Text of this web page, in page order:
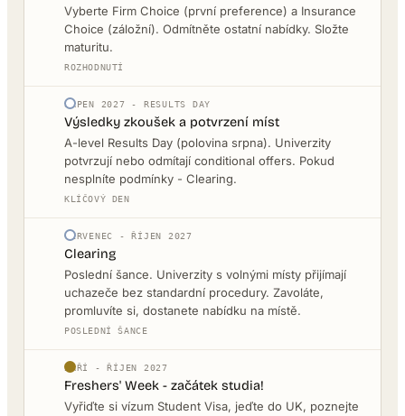
Vyberte Firm Choice (první preference) a Insurance
Choice (záložní). Odmítněte ostatní nabídky. Složte
maturitu.
ROZHODNUTÍ
SRPEN 2027 - RESULTS DAY
Výsledky zkoušek a potvrzení míst
A-level Results Day (polovina srpna). Univerzity
potvrzují nebo odmítají conditional offers. Pokud
nesplníte podmínky - Clearing.
KLÍČOVÝ DEN
ČERVENEC - ŘÍJEN 2027
Clearing
Poslední šance. Univerzity s volnými místy přijímají
uchazeče bez standardní procedury. Zavoláte,
promluvíte si, dostanete nabídku na místě.
POSLEDNÍ ŠANCE
ZÁŘÍ - ŘÍJEN 2027
Freshers' Week - začátek studia!
Vyřiďte si vízum Student Visa, jeďte do UK, poznejte